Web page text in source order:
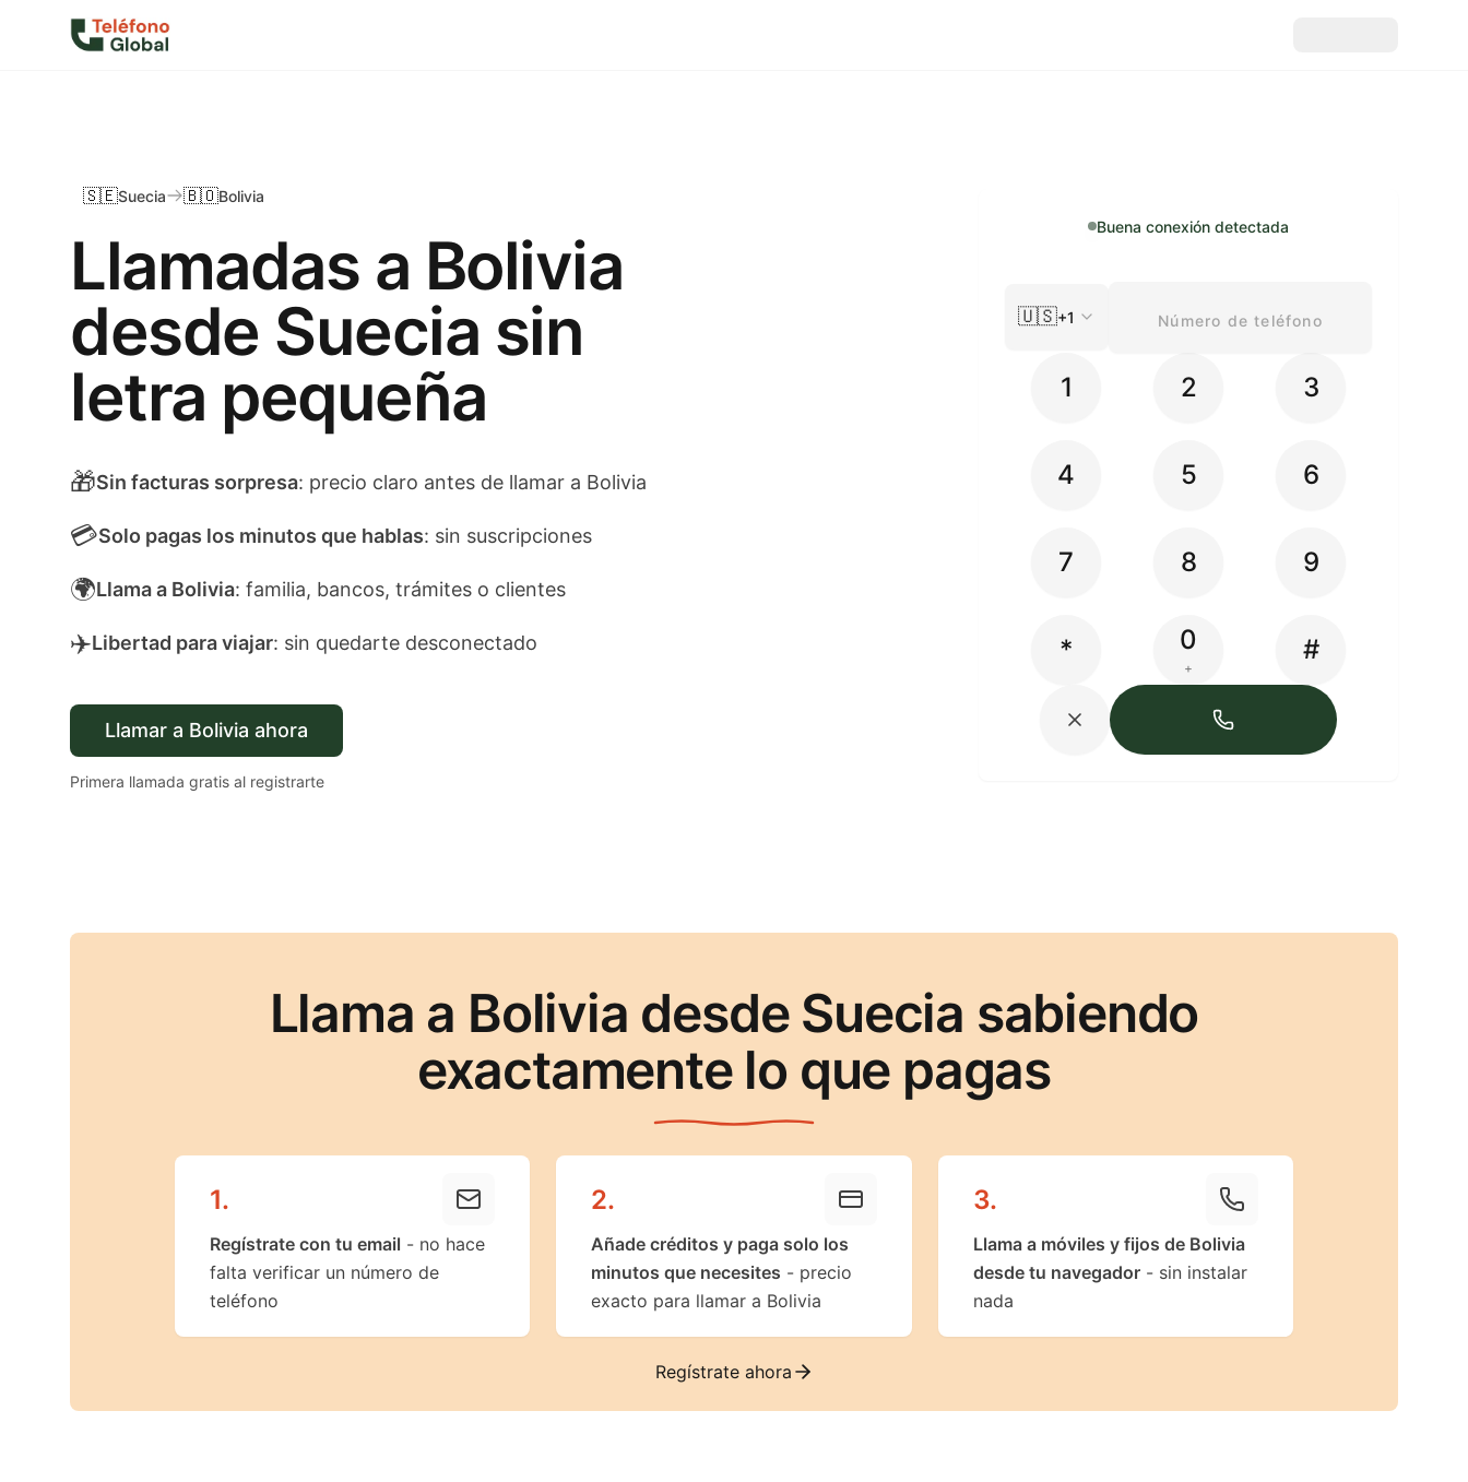
Llamadas a Bolivia
desde Suecia sin
letra pequeña
🇸🇪Suecia 🇧🇴Bolivia
🎁Sin facturas sorpresa: precio claro antes de llamar a Bolivia
💳Solo pagas los minutos que hablas: sin suscripciones
🌍Llama a Bolivia: familia, bancos, trámites o clientes
✈️Libertad para viajar: sin quedarte desconectado
Llamar a Bolivia ahora
Primera llamada gratis al registrarte
Buena conexión detectada
🇺🇸+1
1 2 3
4 5 6
7 8 9
* 0
+
#
Llama a Bolivia desde Suecia sabiendo
exactamente lo que pagas
1.
Regístrate con tu email - no hace
falta verificar un número de
teléfono
2.
Añade créditos y paga solo los
minutos que necesites - precio
exacto para llamar a Bolivia
3.
Llama a móviles y fijos de Bolivia
desde tu navegador- sin instalar
nada
Regístrate ahora